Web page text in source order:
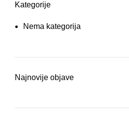
Kategorije
Nema kategorija
Najnovije objave